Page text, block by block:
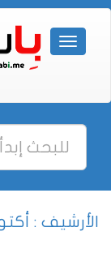
الأرشيف : أكتوبر-